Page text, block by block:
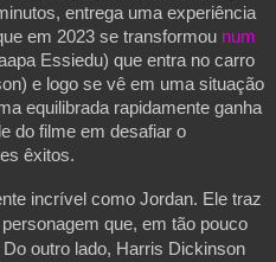
entrega uma experiência
em 2023 se transformou num
Essiedu) que entra no carro
e logo se vê em uma situação
equilibrada rapidamente ganha
do filme em desafiar o
êxitos.
incrível como Jordan. Ele traz
que, em tão pouco
outro lado, Harris Dickinson